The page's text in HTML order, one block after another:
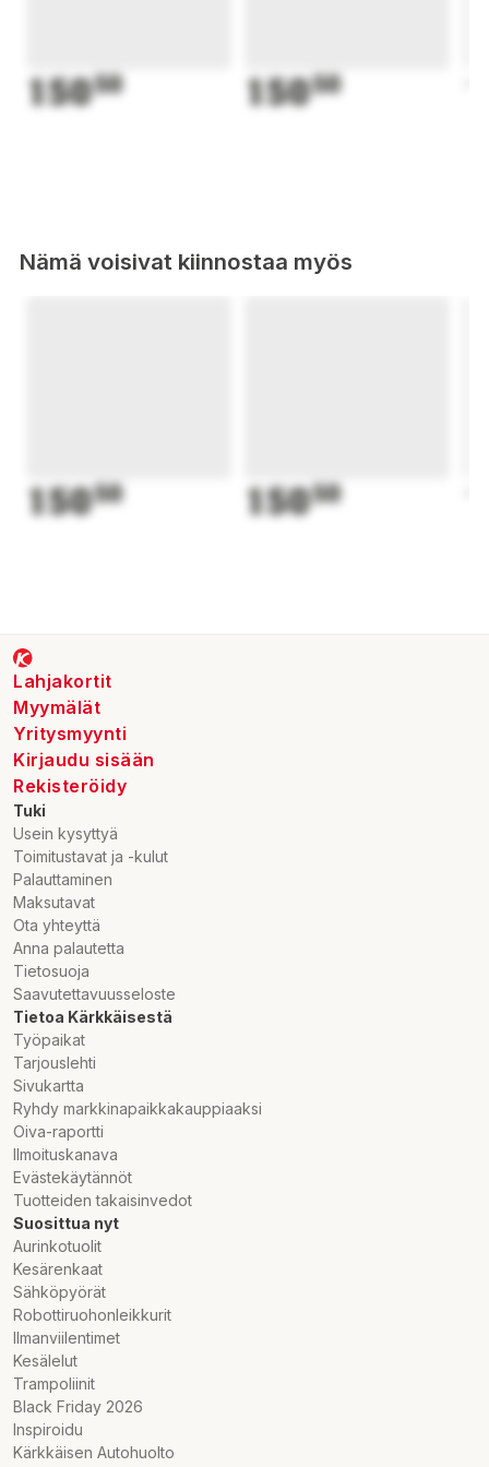
15050 15050
Nämä voisivat kiinnostaa myös
15050 15050
Lahjakortit
Myymälät
Yritysmyynti
Kirjaudu sisään
Rekisteröidy
Tuki
Usein kysyttyä
Toimitustavat ja -kulut
Palauttaminen
Maksutavat
Ota yhteyttä
Anna palautetta
Tietosuoja
Saavutettavuusseloste
Tietoa Kärkkäisestä
Työpaikat
Tarjouslehti
Sivukartta
Ryhdy markkinapaikkakauppiaaksi
Oiva-raportti
Ilmoituskanava
Evästekäytännöt
Tuotteiden takaisinvedot
Suosittua nyt
Aurinkotuolit
Kesärenkaat
Sähköpyörät
Robottiruohonleikkurit
Ilmanviilentimet
Kesälelut
Trampoliinit
Black Friday 2026
Inspiroidu
Kärkkäisen Autohuolto